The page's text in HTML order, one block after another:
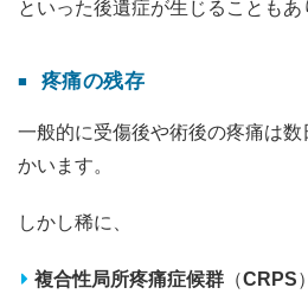
といった後遺症が生じることもあ
疼痛の残存
一般的に受傷後や術後の疼痛は
かいます。
しかし稀に、
複合性局所疼痛症候群 （CRPS）